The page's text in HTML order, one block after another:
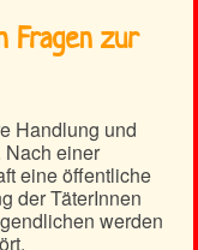
Fragen zur
Handlung und
einer
eine öffentliche
der TäterInnen
werden